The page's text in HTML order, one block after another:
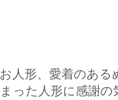
人形、愛着のある
った人形に感謝